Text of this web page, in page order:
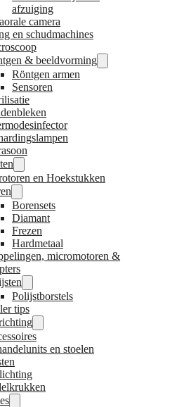
afzuiging
camera
en schudmachines
& beeldvorming
Röntgen armen
Sensoren
en Hoekstukken
Borensets
Diamant
Frezen
Hardmetaal
micromotoren &
Polijstborstels
tips
en stoelen